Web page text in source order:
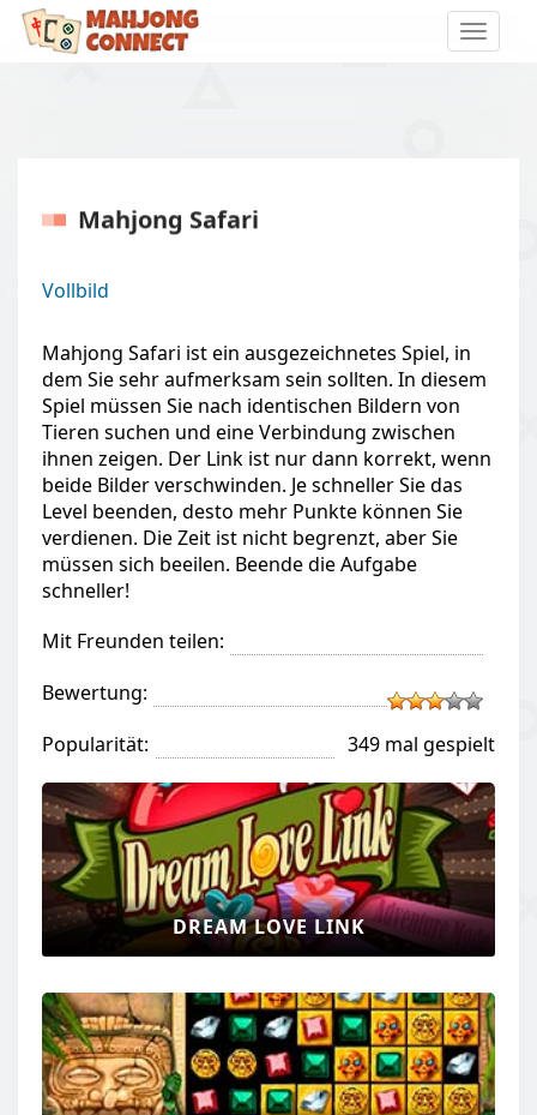
Toggle
Mahjong Safari
Vollbild
Mahjong Safari ist ein ausgezeichnetes Spiel, in
dem Sie sehr aufmerksam sein sollten. In diesem
Spiel müssen Sie nach identischen Bildern von
Tieren suchen und eine Verbindung zwischen
ihnen zeigen. Der Link ist nur dann korrekt, wenn
beide Bilder verschwinden. Je schneller Sie das
Level beenden, desto mehr Punkte können Sie
verdienen. Die Zeit ist nicht begrenzt, aber Sie
müssen sich beeilen. Beende die Aufgabe
schneller!
Mit Freunden teilen:
Bewertung:
Popularität:
349 mal gespielt
DREAM LOVE LINK